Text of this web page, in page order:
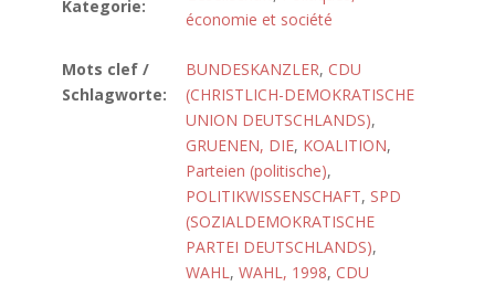
Kategorie:
économie et société
Mots clef /
Schlagworte:
BUNDESKANZLER, CDU
(CHRISTLICH-DEMOKRATISCHE
UNION DEUTSCHLANDS),
GRUENEN, DIE, KOALITION,
Parteien (politische),
POLITIKWISSENSCHAFT, SPD
(SOZIALDEMOKRATISCHE
PARTEI DEUTSCHLANDS),
WAHL, WAHL, 1998, CDU